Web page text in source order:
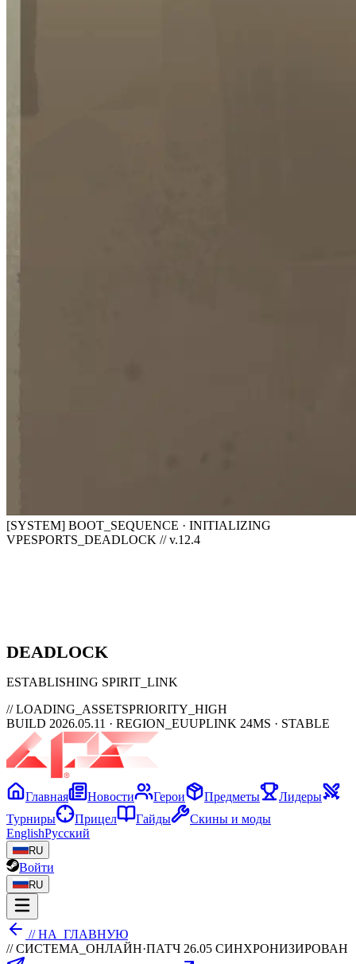
[SYSTEM] BOOT_SEQUENCE · INITIALIZING
VPESPORTS_DEADLOCK // v.12.4
DEADLOCK
ESTABLISHING SPIRIT_LINK
// LOADING_ASSETSPRIORITY_HIGH
BUILD 2026.05.11 · REGION_EUUPLINK 24MS · STABLE
Главная Новости Герои Предметы
Лидеры
Турниры
Прицел Гайды
Скины и моды
EnglishРусский
RU
Войти
RU
// НА_ГЛАВНУЮ
// СИСТЕМА_ОНЛАЙН·ПАТЧ 26.05 СИНХРОНИЗИРОВАН